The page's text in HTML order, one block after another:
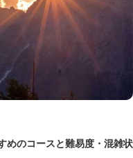
めのコースと難易度・混雑状